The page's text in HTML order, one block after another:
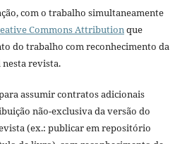
com o trabalho simultaneamente
Commons Attributionque
do trabalho com reconhecimento da
revista.
assumir contratos adicionais
não-exclusiva da versão do
(ex.: publicar em repositório